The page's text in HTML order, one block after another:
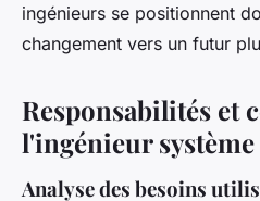
ingénieurs se positionnent
changement vers un futur
Responsabilités et
l'ingénieur système
Analyse des besoins